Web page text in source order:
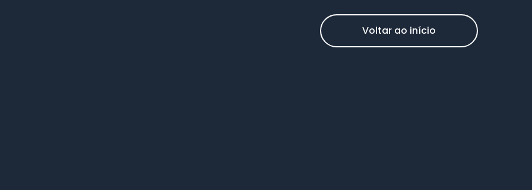
Voltar ao início